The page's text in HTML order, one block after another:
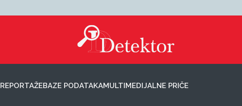
REPORTAŽEBAZE PODATAKAMULTIMEDIJALNE PRIČE